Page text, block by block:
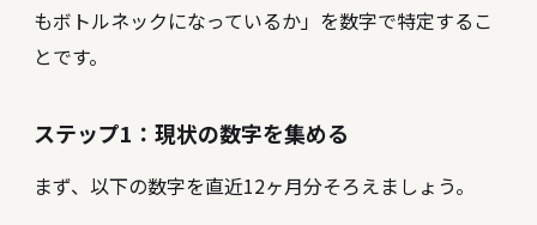
もボトルネックになっているか」を数字で特定するこ
とです。
ステップ1：現状の数字を集める
まず、以下の数字を直近12ヶ月分そろえましょう。